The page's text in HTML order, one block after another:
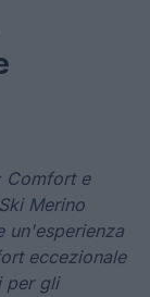
Comfort e
Merino
un'esperienza
eccezionale
per gli